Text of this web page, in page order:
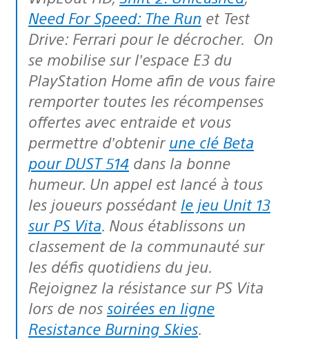
Need For Speed: The Run et Test
Drive: Ferrari pour le décrocher. On
se mobilise sur l’espace E3 du
PlayStation Home afin de vous faire
remporter toutes les récompenses
offertes avec entraide et vous
permettre d’obtenir une clé Beta
pour DUST 514 dans la bonne
humeur. Un appel est lancé à tous
les joueurs possédant le jeu Unit 13
sur PS Vita. Nous établissons un
classement de la communauté sur
les défis quotidiens du jeu.
Rejoignez la résistance sur PS Vita
lors de nos soirées en ligne
Resistance Burning Skies.